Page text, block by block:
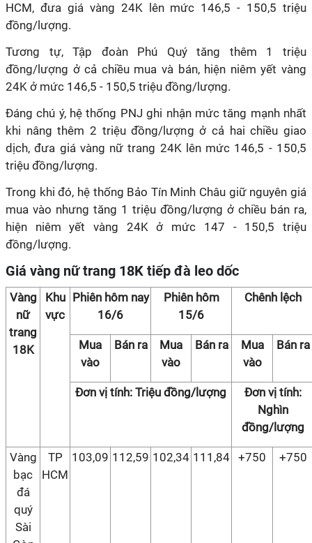
HCM, đưa giá vàng 24K lên mức 146,5 - 150,5 triệu
đồng/lượng.
Tương tự, Tập đoàn Phú Quý tăng thêm 1 triệu
đồng/lượng ở cả chiều mua và bán, hiện niêm yết vàng
24K ở mức 146,5 - 150,5 triệu đồng/lượng.
Đáng chú ý, hệ thống PNJ ghi nhận mức tăng mạnh nhất
khi nâng thêm 2 triệu đồng/lượng ở cả hai chiều giao
dịch, đưa giá vàng nữ trang 24K lên mức 146,5 - 150,5
triệu đồng/lượng.
Trong khi đó, hệ thống Bảo Tín Minh Châu giữ nguyên giá
mua vào nhưng tăng 1 triệu đồng/lượng ở chiều bán ra,
hiện niêm yết vàng 24K ở mức 147 - 150,5 triệu
đồng/lượng.
Giá vàng nữ trang 18K tiếp đà leo dốc
Vàng
nữ
trang
18K
Khu
vực
Phiên hôm nay
16/6
Phiên hôm
15/6
Chênh lệch
Mua
vào
Bán ra
Mua
vào
Bán ra
Mua
vào
Bán ra
Đơn vị tính: Triệu đồng/lượng
Đơn vị tính:
Nghìn
đồng/lượng
Vàng
bạc
đá
quý
Sài
TP
HCM
103,09 112,59 102,34 111,84 +750 +750